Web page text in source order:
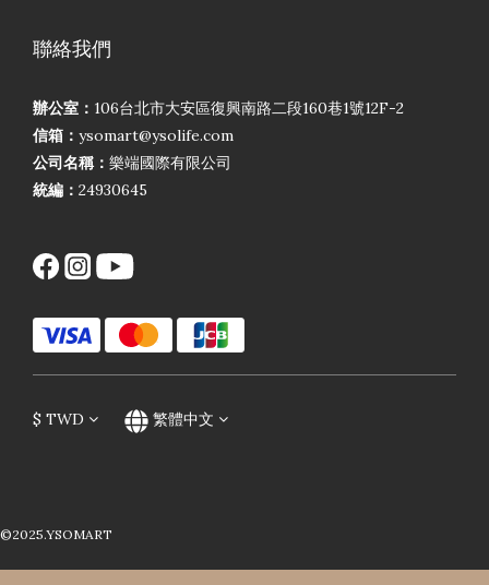
聯絡我們
辦公室： 106台北市大安區復興南路二段160巷1號12F-2
信箱： ysomart@ysolife.com
公司名稱： 樂端國際有限公司
統編： 24930645
$ TWD 繁體中文
©2025.YSOMART